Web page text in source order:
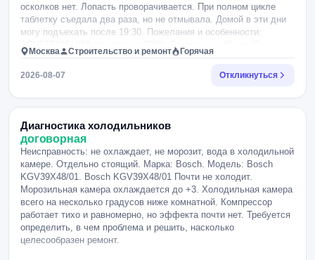
осколков нет. Лопасть проворачивается. При полном цикле
таблетку съедала два раза, но не отмывала. Домой в эти дни
могу подъехать после 19:30. Пожелания и особенности:
SRV55T03EU/38 покупали в 2008г. Встроенная 45 см. При
программе авто: жужжит, переодически срабатывает реле.
Фильтр чистый. При открытии спустя 15 минут, пара нет. Из
верхней моющей лопасти капала холодная. Лопасть была не
подвижна. Раскрутил, добрался до лопасти насоса. Мусора,
осколков нет. Лопасть проворачивается. При полном цикле
таблетку съедала два раза, но не отмывала. Домой в эти дни
могу подъехать после 19:30.
Москва Строительство и ремонт Горячая
2026-08-07 Откликнуться
Диагностика холодильников
договорная
Неисправность: не охлаждает, не морозит, вода в холодильной
камере. Отдельно стоящий. Марка: Bosch. Модель: Bosch
KGV39X48/01. Bosch KGV39X48/01 Почти не холодит.
Морозильная камера охлаждается до +3. Холодильная камера
всего на несколько градусов ниже комнатной. Компрессор
работает тихо и равномерно, но эффекта почти нет. Требуется
определить, в чем проблема и решить, насколько
целесообразен ремонт.